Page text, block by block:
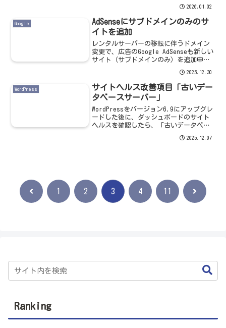
的なのは、ユーザーが旧URLにアクセスし
た瞬間に自動的に新URLへ転送する方式で
す。この方式では...
2026.01.02
Google
AdSenseにサブドメインのみのサ
イトを追加
レンタルサーバーの移転に伴うドメイン
変更で、広告のGoogle AdSenseも新しい
サイト（サブドメインのみ）を追加申請
たので、新サイトも同様にサブドメイン
で申請をします。AdSenseにログイン
AdS...
2025.12.30
WordPress
サイトヘルス改善項目「古いデー
タベースサーバー」
WordPressをバージョン6.9にアップグレ
ードした後に、ダッシュボードのサイト
ヘルスを確認したら、「古いデータベー
善項目がありました。サイトヘルスの改
2025.12.07
前 1 2 3 4 11 次
Ranking